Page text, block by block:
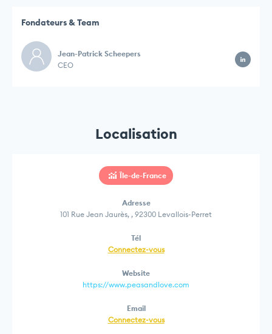
Fondateurs & Team
Jean-Patrick Scheepers
CEO
Localisation
Île-de-France
Adresse
101 Rue Jean Jaurès, , 92300 Levallois-Perret
Tél
Connectez-vous
Website
https://www.peasandlove.com
Email
Connectez-vous